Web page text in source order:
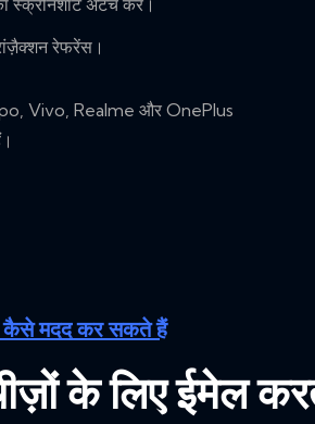
रेफरेंस।
Vivo, Realme और OnePlus
कैसे मदद कर सकते हैं
के लिए ईमेल